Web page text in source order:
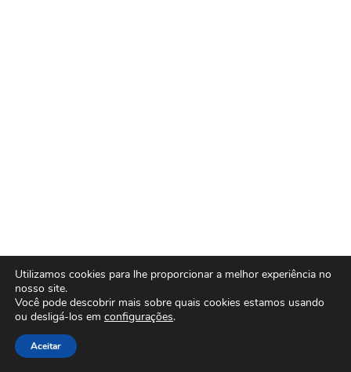
Utilizamos cookies para lhe proporcionar a melhor experiência no
nosso site.
Você pode descobrir mais sobre quais cookies estamos usando
ou desligá-los em configurações.
Aceitar